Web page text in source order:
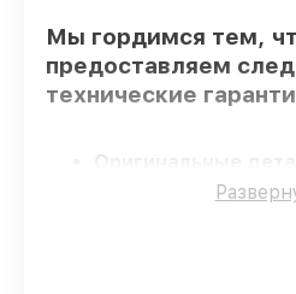
Мы гордимся тем,
предоставляем
технические
Оригинальные
подлинные